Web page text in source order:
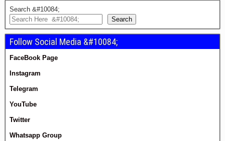
Search &#10084;
Search
Follow Social Media &#10084;
FaceBook Page
Instagram
Telegram
YouTube
Twitter
Whatsapp Group